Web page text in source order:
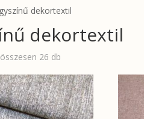
dekortextil
dekortextil
26 db